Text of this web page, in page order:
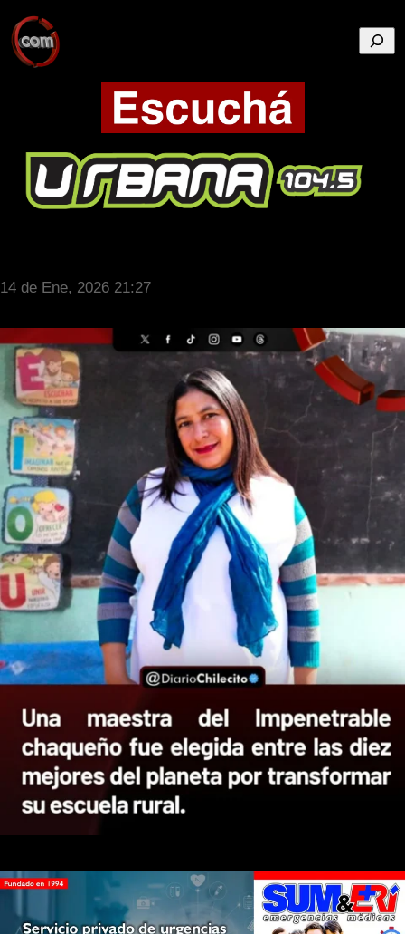
14 de Ene, 2026 21:27